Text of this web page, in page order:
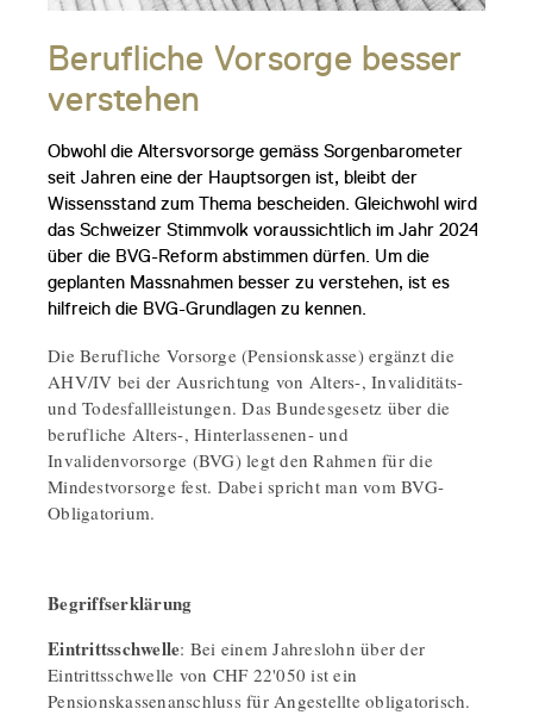
Berufliche Vorsorge besser
verstehen
Obwohl die Altersvorsorge gemäss Sorgenbarometer
seit Jahren eine der Hauptsorgen ist, bleibt der
Wissensstand zum Thema bescheiden. Gleichwohl wird
das Schweizer Stimmvolk voraussichtlich im Jahr 2024
über die BVG-Reform abstimmen dürfen. Um die
geplanten Massnahmen besser zu verstehen, ist es
hilfreich die BVG-Grundlagen zu kennen.
Die Berufliche Vorsorge (Pensionskasse) ergänzt die
AHV/IV bei der Ausrichtung von Alters-, Invaliditäts-
und Todesfallleistungen. Das Bundesgesetz über die
berufliche Alters-, Hinterlassenen- und
Invalidenvorsorge (BVG) legt den Rahmen für die
Mindestvorsorge fest. Dabei spricht man vom BVG-
Obligatorium.
Begriffserklärung
Eintrittsschwelle: Bei einem Jahreslohn über der
Eintrittsschwelle von CHF 22'050 ist ein
Pensionskassenanschluss für Angestellte obligatorisch.